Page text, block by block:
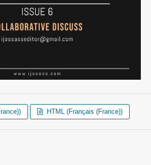
HTML (Français (France))